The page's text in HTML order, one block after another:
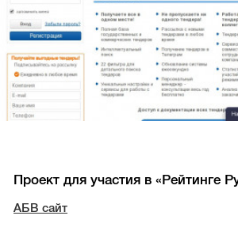
Проект для участия в «Рейтинге
АБВ сайт